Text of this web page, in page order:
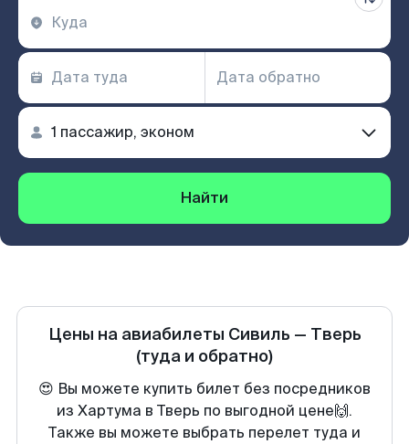
Найти
Цены на авиабилеты Сивиль — Тверь
(туда и обратно)
😍 Вы можете купить билет без посредников
из Хартума в Тверь по выгодной цене🙌.
Также вы можете выбрать перелет туда и